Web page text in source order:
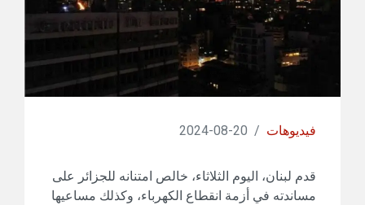
فيديوهات /
20-08-2024
قدم لبنان، اليوم الثلاثاء، خالص امتنانه للجزائر على
مساندته في أزمة انقطاع الكهرباء، وكذلك مساعيها